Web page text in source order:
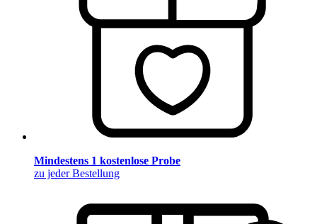
Mindestens 1 kostenlose Probe
zu jeder Bestellung